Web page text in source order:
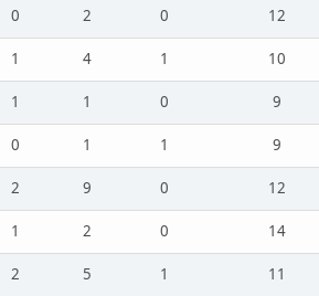
0 2 0
12
1 4 1
10
1 1 0
9
0 1 1
9
2 9 0
12
1 2 0
14
2 5 1
11